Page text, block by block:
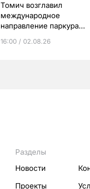
Томич возглавил
международное
направление паркура
16:00 / 02.08.26
Разделы
Новости
Проекты